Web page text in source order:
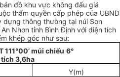
đồ khu vực không đấu giá
thẩm quyền cấp phép của UBND
dựng thông thường tại núi Sơn
Nhơn tỉnh Bình Định với diện tích
khép góc như sau:
111°00’múi chiếu 6°
tích 3,6ha
Y(m)